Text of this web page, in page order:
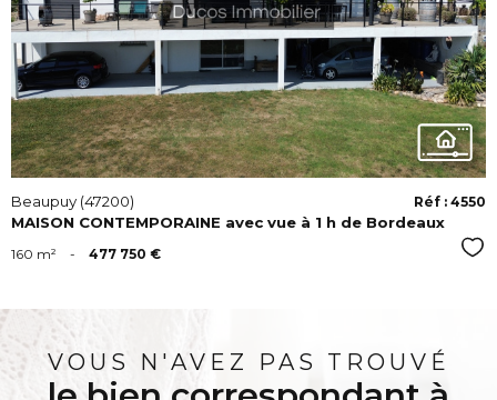
VOIR
Beaupuy (47200)
MAISON CONTEMPORAINE avec vue à 1 h de Bordeaux
Réf : 4550
160 m² - 477 750 €
VOUS N'AVEZ PAS TROUVÉ